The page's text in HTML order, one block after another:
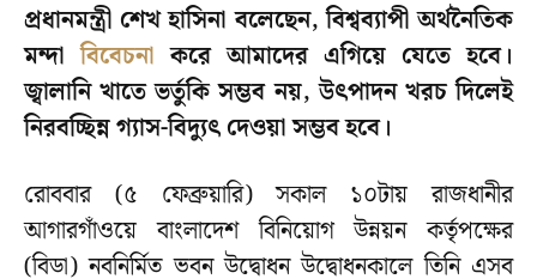
প্রধানমন্ত্রী শেখ হাসিনা বলেছেন, বিশ্বব্যাপী অর্থনৈতিক
মন্দাবিবেচনা করে আমাদের এগিয়ে যেতে হবে।
জ্বালানি খাতে ভর্তুকি সম্ভব নয়, উৎপাদন খরচ দিলেই
নিরবচ্ছিন্ন গ্যাস-বিদ্যুৎ দেওয়া সম্ভব হবে।
রোববার (৫ ফেব্রুয়ারি) সকাল ১০টায় রাজধানীর
আগারগাঁওয়ে বাংলাদেশ বিনিয়োগ উন্নয়ন কর্তৃপক্ষের
(বিডা) নবনির্মিত ভবন উদ্বোধন উদ্বোধনকালে তিনি এসব